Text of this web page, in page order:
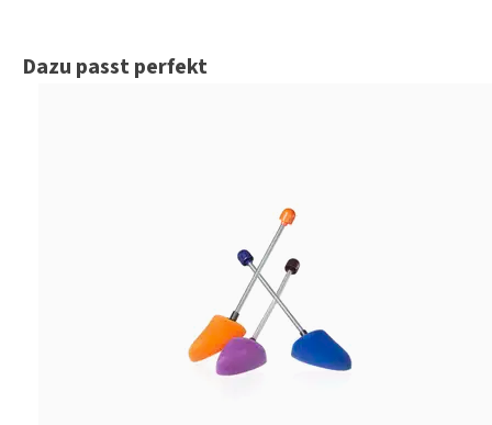
Produktgalerie überspringen
Dazu passt perfekt